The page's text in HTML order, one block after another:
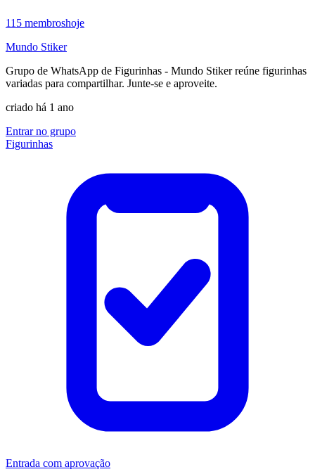
115 membroshoje
Mundo Stiker
Grupo de WhatsApp de Figurinhas - Mundo Stiker reúne figurinhas
variadas para compartilhar. Junte-se e aproveite.
criado há 1 ano
Entrar no grupo
Figurinhas
Entrada com aprovação